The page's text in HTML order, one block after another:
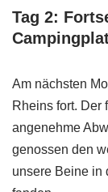
Tag 2:
Am nächsten
Rheins fort. Der
angenehme
genossen den
unsere Beine in